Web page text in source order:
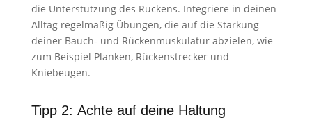
die Unterstützung des Rückens. Integriere in deinen
Alltag regelmäßig Übungen, die auf die Stärkung
deiner Bauch- und Rückenmuskulatur abzielen, wie
zum Beispiel Planken, Rückenstrecker und
Kniebeugen.
Tipp 2: Achte auf deine Haltung